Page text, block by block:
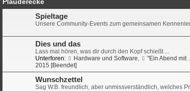
Spieltage
Unsere Community-Events zum gemeinsamen
Dies und das
Lass mal hören, was dir durch den Kopf schießt ...
Unterforen:
Hardware und Software "Ein Abend mit
2015 [Beendet]
Wunschzettel
Sag W.B. freundlich, aber unmissverständlich, welches